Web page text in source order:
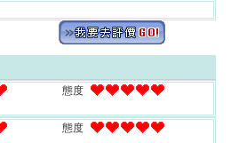
態度
態度